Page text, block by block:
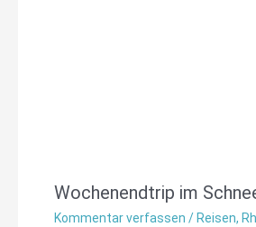
Wochenendtrip im
Kommentar verfassen / Reisen,